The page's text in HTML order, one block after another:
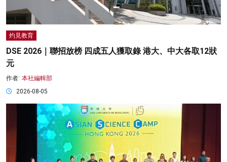
灼見教育
DSE 2026｜聯招放榜 四成五人獲取錄 港大、中大各取12狀
元
作者: 本社編輯部
2026-08-05